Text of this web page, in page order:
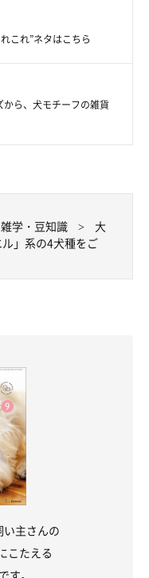
これ”ネタはこちら
ら、犬モチーフの雑貨
雑学・豆知識
大
」系の4犬種をご
い主さんの
こたえる